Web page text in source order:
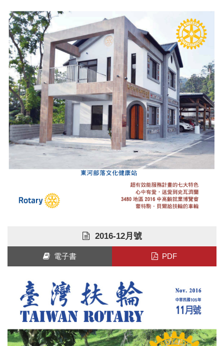
2016-12月號
電子書 PDF